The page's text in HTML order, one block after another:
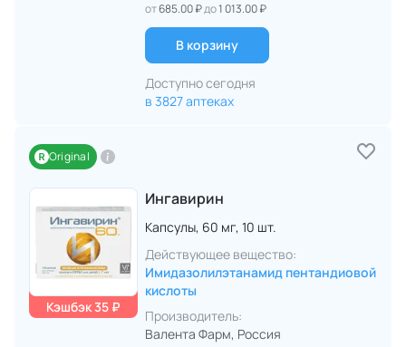
от685.00 ₽до1 013.00 ₽
В корзину
Доступно сегодня
в 3827 аптеках
Original
Кэшбэк 35 ₽
Ингавирин
Капсулы, 60 мг, 10 шт.
Действующее вещество:
Имидазолилэтанамид пентандиовой
кислоты
Производитель:
Валента Фарм, Россия